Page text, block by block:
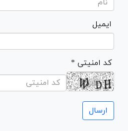
ایمیل
* کد امنیتی